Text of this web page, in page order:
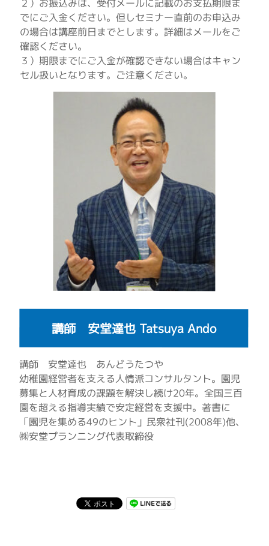
２）お振込みは、受付メールに記載のお支払期限ま
でにご入金ください。但しセミナー直前のお申込み
の場合は講座前日までとします。詳細はメールをご
確認ください。
３）期限までにご入金が確認できない場合はキャン
セル扱いとなります。ご注意ください。
講師 安堂達也 Tatsuya Ando
講師 安堂達也 あんどうたつや
幼稚園経営者を支える人情派コンサルタント。園児
募集と人材育成の課題を解決し続け20年。全国三百
園を超える指導実績で安定経営を支援中。著書に
「園児を集める49のヒント」民衆社刊(2008年)他、
㈱安堂プランニング代表取締役